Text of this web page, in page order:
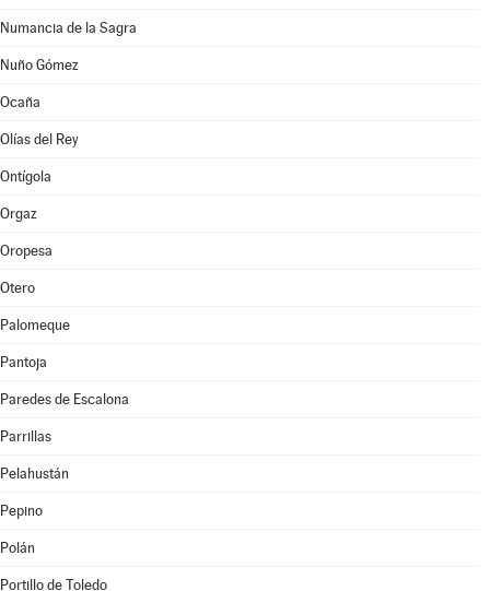
Numancia de la Sagra
Nuño Gómez
Ocaña
Olías del Rey
Ontígola
Orgaz
Oropesa
Otero
Palomeque
Pantoja
Paredes de Escalona
Parrillas
Pelahustán
Pepino
Polán
Portillo de Toledo